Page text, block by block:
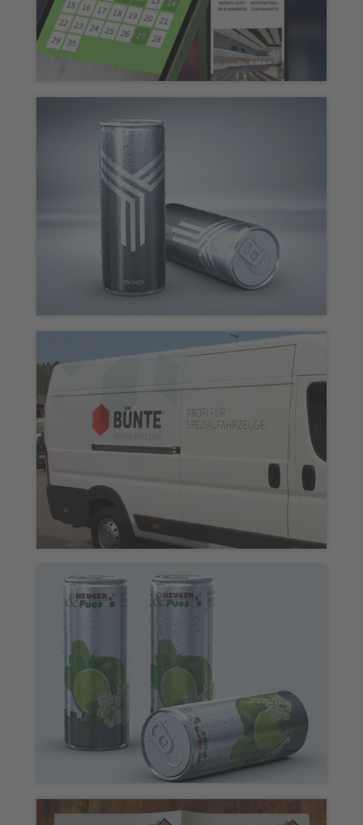
Webseite, Schnittstellen & page-in-
Getränkedosen „TRONOS“
Fahrzeugbeschriftung „Bünte“
Messepaket „Heuger Fliesen &